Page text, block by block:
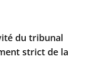
du tribunal
strict de la